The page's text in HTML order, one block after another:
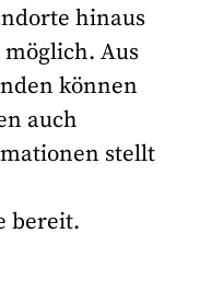
hinaus
Aus
können
auch
stellt
bereit.